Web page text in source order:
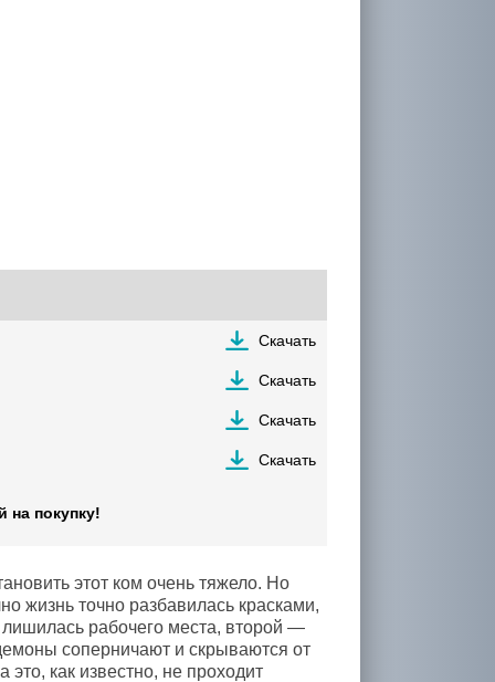
Скачать
Скачать
Скачать
Скачать
на покупку!
этот ком очень тяжело. Но
жизнь точно разбавилась красками,
рабочего места, второй —
соперничают и скрываются от
как известно, не проходит